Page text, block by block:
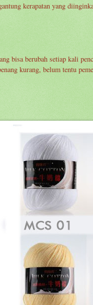
kerapatan yang
bisa berubah setiap kali
kurang, belum tentu